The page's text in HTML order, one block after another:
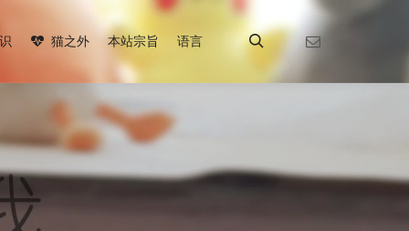
猫之外 本站宗旨
语言
搜索